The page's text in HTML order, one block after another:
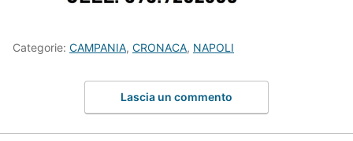
Categorie: CAMPANIA, CRONACA, NAPOLI
Lascia un commento